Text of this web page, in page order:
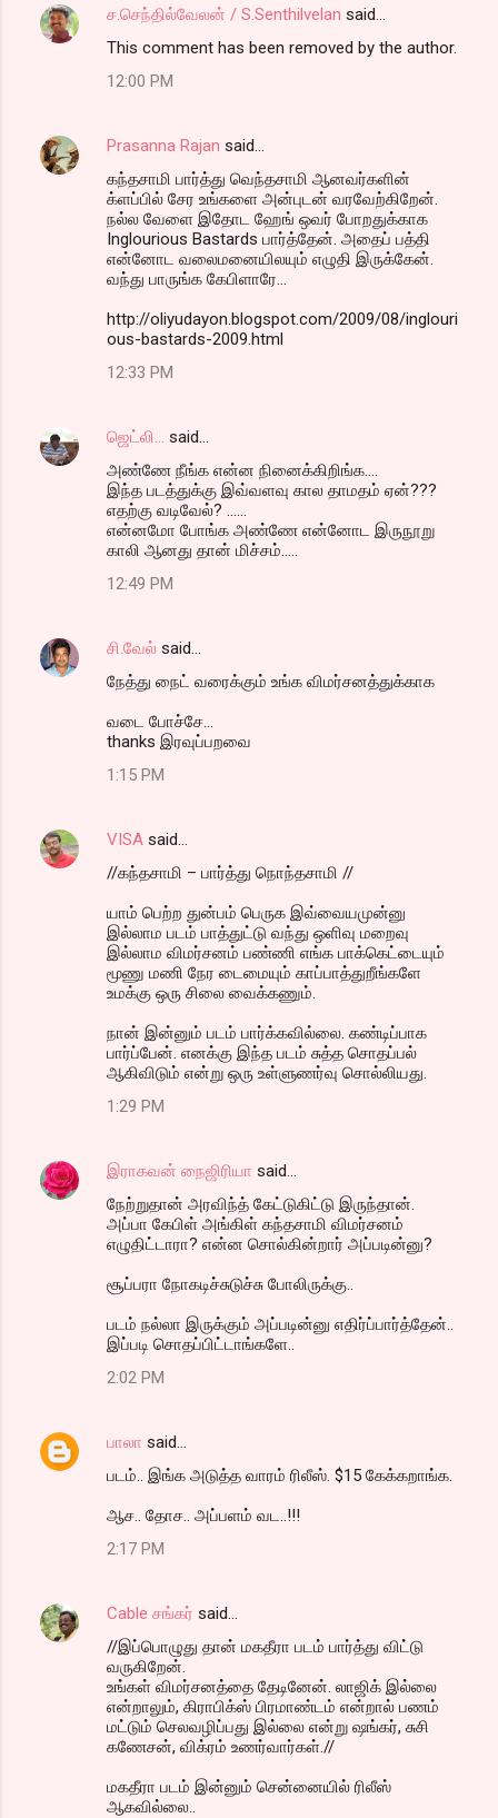
ச.செந்தில்வேலன் / S.Senthilvelan said…
This comment has been removed by the author.
12:00 PM
Prasanna Rajan said…
கந்தசாமி பார்த்து வெந்தசாமி ஆனவர்களின்
க்ளப்பில் சேர உங்களை அன்புடன் வரவேற்கிறேன்.
நல்ல வேளை இதோட ஹேங் ஒவர் போறதுக்காக
Inglourious Bastards பார்த்தேன். அதைப் பத்தி
என்னோட வலைமனையிலயும் எழுதி இருக்கேன்.
வந்து பாருங்க கேபிளாரே...
http://oliyudayon.blogspot.com/2009/08/inglouri
ous-bastards-2009.html
12:33 PM
ஜெட்லி...
said…
அண்ணே நீங்க என்ன நினைக்கிறிங்க....
இந்த படத்துக்கு இவ்வளவு கால தாமதம் ஏன்???
எதற்கு வடிவேல்? ......
என்னமோ போங்க அண்ணே என்னோட இருநூறு
காலி ஆனது தான் மிச்சம்.....
12:49 PM
சி.வேல் said…
நேத்து நைட் வரைக்கும் உங்க விமர்சனத்துக்காக
வடை போச்சே...
thanks இரவுப்பறவை
1:15 PM
VISA said…
//கந்தசாமி – பார்த்து நொந்தசாமி //
யாம் பெற்ற துன்பம் பெருக இவ்வையமுன்னு
இல்லாம படம் பாத்துட்டு வந்து ஒளிவு மறைவு
இல்லாம விமர்சனம் பண்ணி எங்க பாக்கெட்டையும்
மூணு மணி நேர டைமையும் காப்பாத்துறீங்களே
உமக்கு ஒரு சிலை வைக்கணும்.
நான் இன்னும் படம் பார்க்கவில்லை. கண்டிப்பாக
பார்ப்பேன். எனக்கு இந்த படம் சுத்த சொதப்பல்
ஆகிவிடும் என்று ஒரு உள்ளுணர்வு சொல்லியது.
1:29 PM
இராகவன் நைஜிரியா said…
நேற்றுதான் அரவிந்த் கேட்டுகிட்டு இருந்தான்.
அப்பா கேபிள் அங்கிள் கந்தசாமி விமர்சனம்
எழுதிட்டாரா? என்ன சொல்கின்றார் அப்படின்னு?
சூப்பரா நோகடிச்சுடுச்சு போலிருக்கு..
படம் நல்லா இருக்கும் அப்படின்னு எதிர்ப்பார்த்தேன்..
இப்படி சொதப்பிட்டாங்களே..
2:02 PM
பாலா said…
படம்.. இங்க அடுத்த வாரம் ரிலீஸ். $15 கேக்கறாங்க.
ஆச.. தோச.. அப்பளம் வட..!!!
2:17 PM
Cable சங்கர் said…
//இப்பொழுது தான் மகதீரா படம் பார்த்து விட்டு
வருகிறேன்.
உங்கள் விமர்சனத்தை தேடினேன். லாஜிக் இல்லை
என்றாலும், கிராபிக்ஸ் பிரமாண்டம் என்றால் பணம்
மட்டும் செலவழிப்பது இல்லை என்று ஷங்கர், சுசி
கணேசன், விக்ரம் உணர்வார்கள்.//
மகதீரா படம் இன்னும் சென்னையில் ரிலீஸ்
ஆகவில்லை..